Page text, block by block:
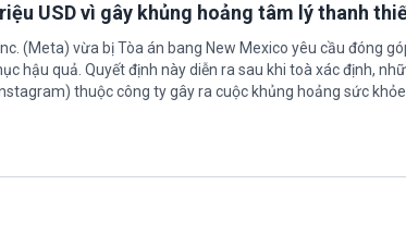
USD vì gây khủng hoảng tâm lý thanh
(Meta) vừa bị Tòa án bang New Mexico yêu cầu đóng
hậu quả. Quyết định này diễn ra sau khi toà xác định,
thuộc công ty gây ra cuộc khủng hoảng sức